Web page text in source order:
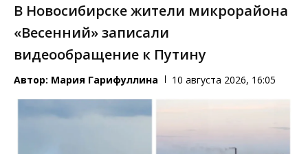
В Новосибирске жители микрорайона
«Весенний» записали
видеообращение к Путину
Автор: Мария Гарифуллина 10 августа 2026, 16:05